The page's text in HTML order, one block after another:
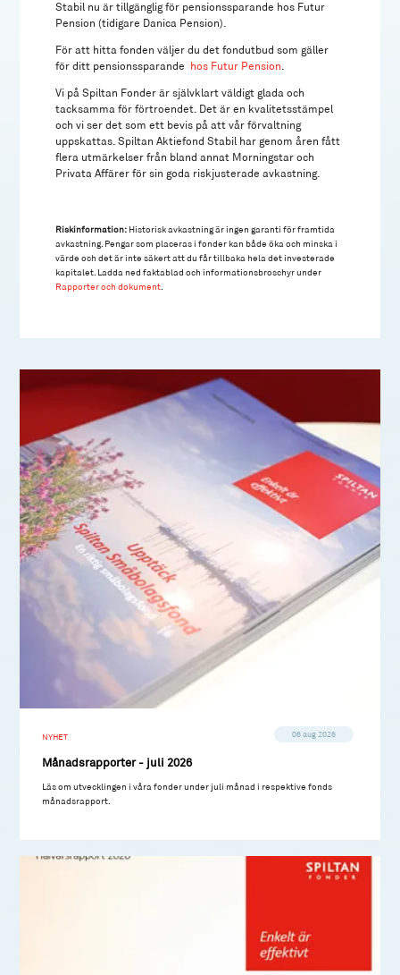
Stabil nu är tillgänglig för pensionssparande hos Futur
Pension (tidigare Danica Pension).
För att hitta fonden väljer du det fondutbud som gäller
för ditt pensionssparande
hos Futur Pension
Vi på Spiltan Fonder är självklart väldigt glada och
tacksamma för förtroendet. Det är en kvalitetsstämpel
och vi ser det som ett bevis på att vår förvaltning
uppskattas. Spiltan Aktiefond Stabil har genom åren fått
flera utmärkelser från bland annat Morningstar och
Privata Affärer för sin goda riskjusterade avkastning.
Riskinformation: Historisk avkastning är ingen garanti för framtida
avkastning. Pengar som placeras i fonder kan både öka och minska i
värde och det är inte säkert att du får tillbaka hela det investerade
kapitalet. Ladda ned faktablad och informationsbroschyr under
Rapporter och dokument
NYHET 06 aug 2026
Månadsrapporter - juli 2026
Läs om utvecklingen i våra fonder under juli månad i respektive fonds
månadsrapport.